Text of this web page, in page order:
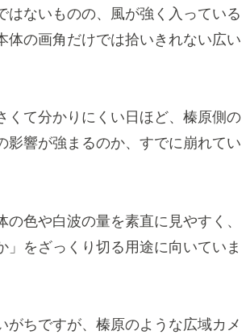
はないものの、風が強く入っている
体の画角だけでは拾いきれない広い
くて分かりにくい日ほど、榛原側の
影響が強まるのか、すでに崩れてい
色や白波の量を素直に見やすく、
をざっくり切る用途に向いていま
ちですが、榛原のような広域カメ